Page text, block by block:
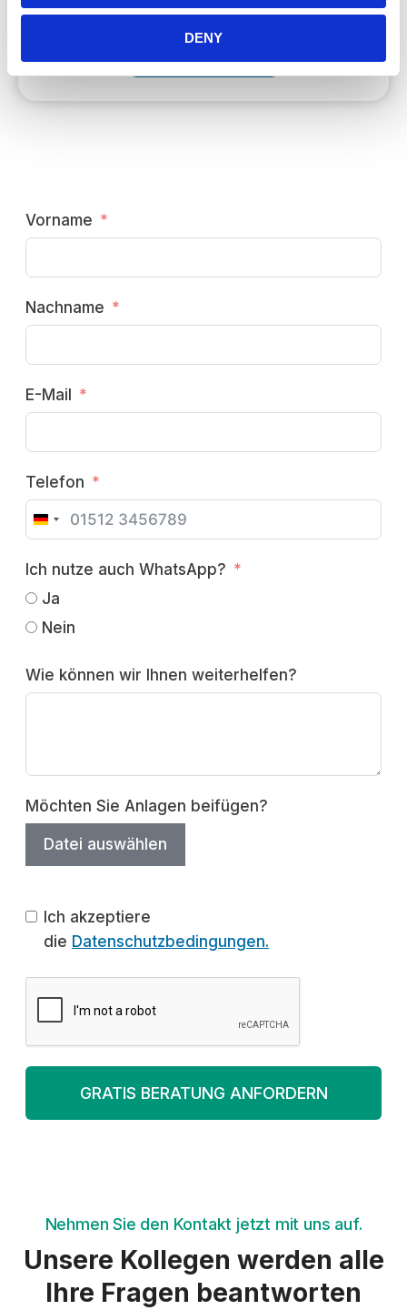
DENY
Vorname
Nachname
E-Mail
Telefon
G
R
M
A
Y
+
Ich nutze auch WhatsApp?
Ja
Nein
Wie können wir Ihnen weiterhelfen?
Möchten Sie Anlagen beifügen?
Datei auswählen
Ich akzeptiere
die Datenschutzbedingungen.
GRATIS BERATUNG ANFORDERN
Nehmen Sie den Kontakt jetzt mit uns auf.
Unsere Kollegen werden alle
Ihre Fragen beantworten